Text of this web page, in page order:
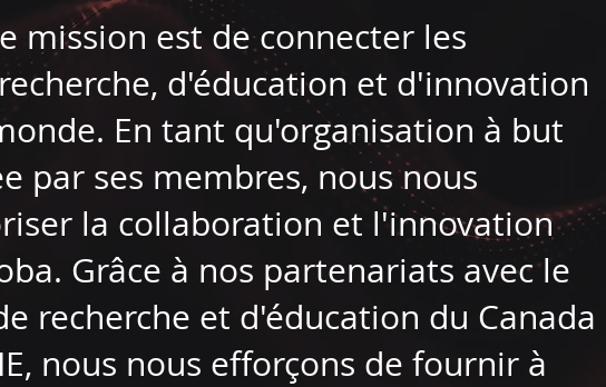
mission est de connecter les
d'éducation et d'innovation
En tant qu'organisation à but
par ses membres, nous nous
la collaboration et l'innovation
Grâce à nos partenariats avec le
recherche et d'éducation du Canada
nous nous efforçons de fournir à